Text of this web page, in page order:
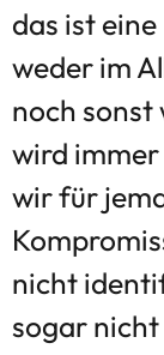
das ist
weder im
noch sonst
wird immer
wir für
nicht
sogar